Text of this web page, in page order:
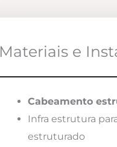
Materiais e
Cabeamento
Infra estrutura
estruturado